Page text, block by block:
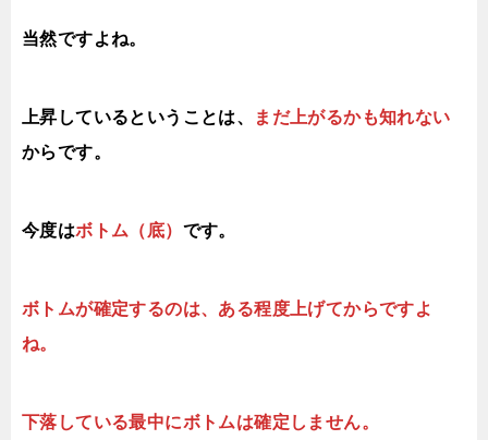
当然ですよね。
上昇しているということは、
まだ上がるかも知れない
からです。
今度はボトム（底） です。
ボトムが確定するのは、ある程度上げてからですよ
ね。
下落している最中にボトムは確定しません。